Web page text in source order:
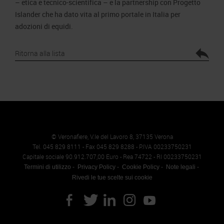
– etica e tecnico-scientifica – e la partnership con Progetto
Islander che ha dato vita al primo portale in Italia per
adozioni di equidi.
Ritorna alla lista
© Veronafiere, V.le del Lavoro 8, 37135 Verona
Tel. 045 829 8111 - Fax 045 829 8288 - P.IVA 00233750231
Capitale sociale 90.912.707,00 Euro - Rea 74722 - RI 00233750231
Termini di utilizzo Privacy Policy Cookie Policy
Note legali
Rivedi le tue scelte sui cookie